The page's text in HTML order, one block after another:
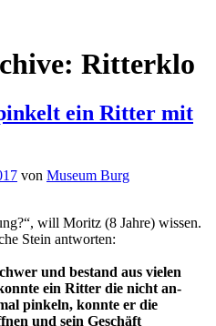
Ritterklo
ein Ritter mit
von Museum Burg
will Moritz (8 Jahre) wissen.
Stein antworten:
und bestand aus vielen
ein Ritter die nicht an-
pinkeln, konnte er die
und sein Geschäft